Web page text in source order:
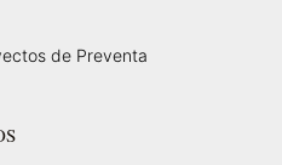
de Preventa